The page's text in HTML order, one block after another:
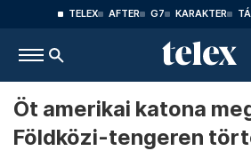
TELEX AFTER G7 KARAKTER
Öt amerikai katona
Földközi-tengeren